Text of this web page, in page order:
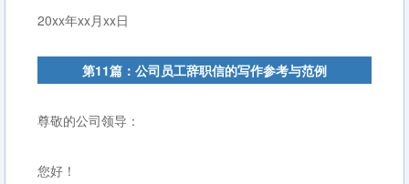
20xx年xx月xx日
第11篇：公司员工辞职信的写作参考与范例
尊敬的公司领导：
您好！